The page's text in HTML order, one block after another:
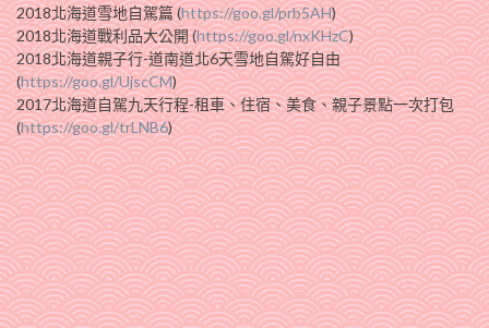
2018北海道雪地自駕篇 (https://goo.gl/prb5AH)
2018北海道戰利品大公開 (https://goo.gl/nxKHzC)
2018北海道親子行-道南道北6天雪地自駕好自由
(https://goo.gl/UjscCM)
2017北海道自駕九天行程-租車、住宿、美食、親子景點一次打包
(https://goo.gl/trLNB6)